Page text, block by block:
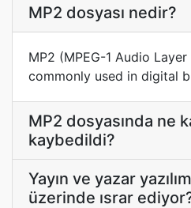
MP2 dosyası nedir?
MP2 (MPEG-1 Audio
commonly used in digital
MP2 dosyasında ne
kaybedildi?
Yayın ve yazar
üzerinde ısrar